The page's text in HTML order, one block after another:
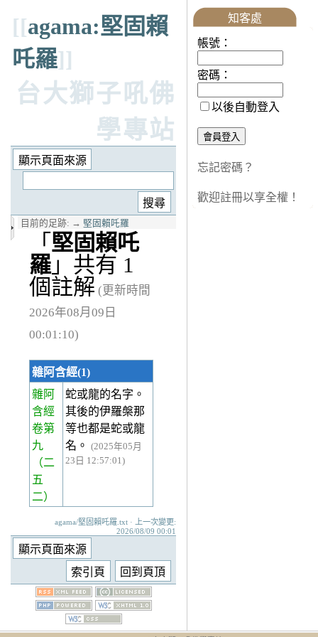
[[agama:堅固賴
吒羅]]
台大獅子吼佛
學專站
目前的足跡: → 堅固賴吒羅
「 堅固賴吒
羅 」共有 1
個註解 (更新時間
2026年08月09日
00:01:10)
雜阿含經(1)
雜阿
含經
卷第
九
（二
五
二）
蛇或龍的名字。
其後的伊羅槃那
等也都是蛇或龍
名。
(2025年05月
23日 12:57:01)
agama/堅固賴吒羅.txt · 上一次變更:
2026/08/09 00:01
知客處
帳號：
密碼：
以後自動登入
忘記密碼？
歡迎註冊以享全權！